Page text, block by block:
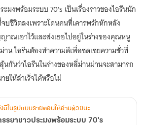
ประมง
พร้อม
ระบบ
70's
ะมงพร้อมระบบ 70’s เป็นเรื่องราวของไอรีนนัก
บชีวิตลงเพราะโดนคนที่เคารพรักหักหลัง
าณเอาไว้และส่งเธอไปอยู่ในร่างของคุณหนู
น ไอรีนต้องทำความดีเพื่อชดเชยความชั่วที่
นกันว่าไอรีนในร่างของหลี่ม่านม่านจะสามารถ
มีในรูปแบบรายตอนให้อ่านด้วยนะ
รรยาชาวประมงพร้อมระบบ 70's